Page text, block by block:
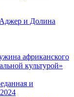
и Долина
африканского
культурой»
и